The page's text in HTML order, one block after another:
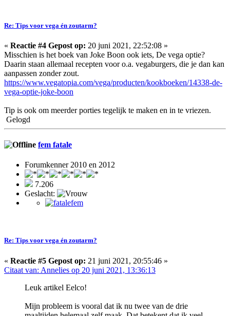
Re: Tips voor vega én zoutarm?
« Reactie #4 Gepost op: 20 juni 2021, 22:52:08 »
Misschien is het boek van Joke Boon ook iets, De vega optie?
Daarin staan allemaal recepten voor o.a. vegaburgers, die je dan kan
aanpassen zonder zout.
https://www.vegatopia.com/vega/producten/kookboeken/14338-de-
vega-optie-joke-boon
Tip is ook om meerder porties tegelijk te maken en in te vriezen.
Gelogd
fem fatale
Forumkenner 2010 en 2012
7.206
Geslacht:
Re: Tips voor vega én zoutarm?
« Reactie #5 Gepost op: 21 juni 2021, 20:55:46 »
Citaat van: Annelies op 20 juni 2021, 13:36:13
Leuk artikel Eelco!
Mijn probleem is vooral dat ik nu twee van de drie